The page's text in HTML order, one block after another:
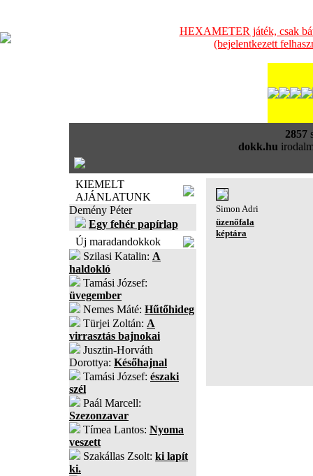
HEXAMETER játék, csak
(bejelentkezett
2857
dokk.hu
KIEMELT
AJÁNLATUNK
Demény Péter
Egy fehér papírlap
Új maradandokkok
Szilasi Katalin: A
haldokló
Tamási József:
üvegember
Nemes Máté: Hűtőhideg
Türjei Zoltán: A
virrasztás bajnokai
Jusztin-Horváth
Dorottya: Későhajnal
Tamási József: északi
szél
Paál Marcell:
Szezonzavar
Tímea Lantos: Nyoma
veszett
Szakállas Zsolt: ki lapít
ki.
Simon Adri
üzenőfala
képtára